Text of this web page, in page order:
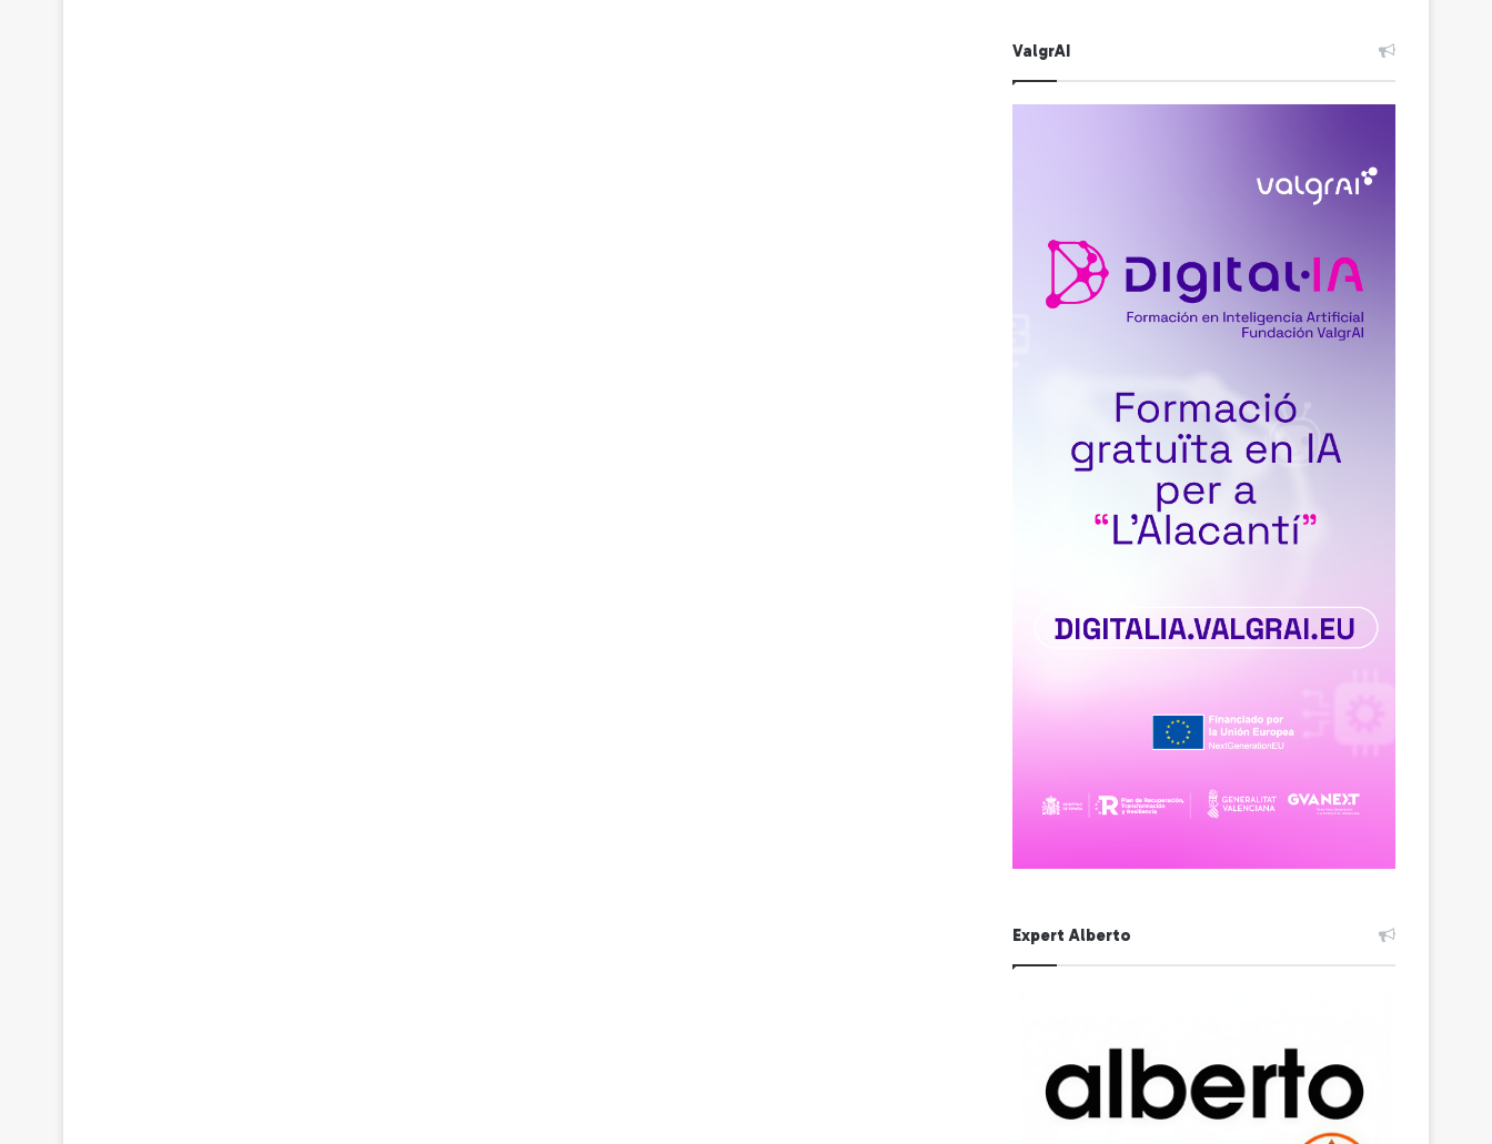
ValgrAI
Expert Alberto